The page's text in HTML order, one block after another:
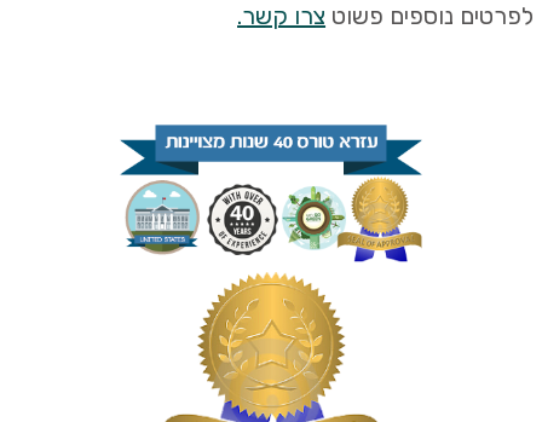
לפרטים נוספים פשוט צרו קשר.